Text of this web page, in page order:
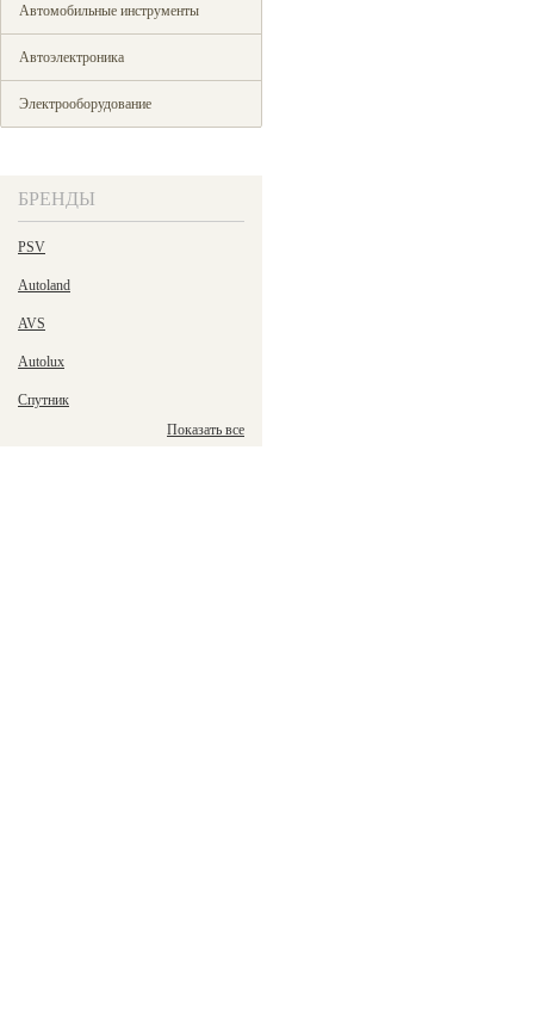
Автомобильные инструменты
Автоэлектроника
Электрооборудование
БРЕНДЫ
PSV
Autoland
AVS
Autolux
Спутник
Показать все